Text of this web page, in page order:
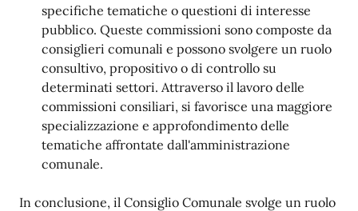
specifiche tematiche o questioni di interesse
pubblico. Queste commissioni sono composte da
consiglieri comunali e possono svolgere un ruolo
consultivo, propositivo o di controllo su
determinati settori. Attraverso il lavoro delle
commissioni consiliari, si favorisce una maggiore
specializzazione e approfondimento delle
tematiche affrontate dall'amministrazione
comunale.
In conclusione, il Consiglio Comunale svolge un ruolo